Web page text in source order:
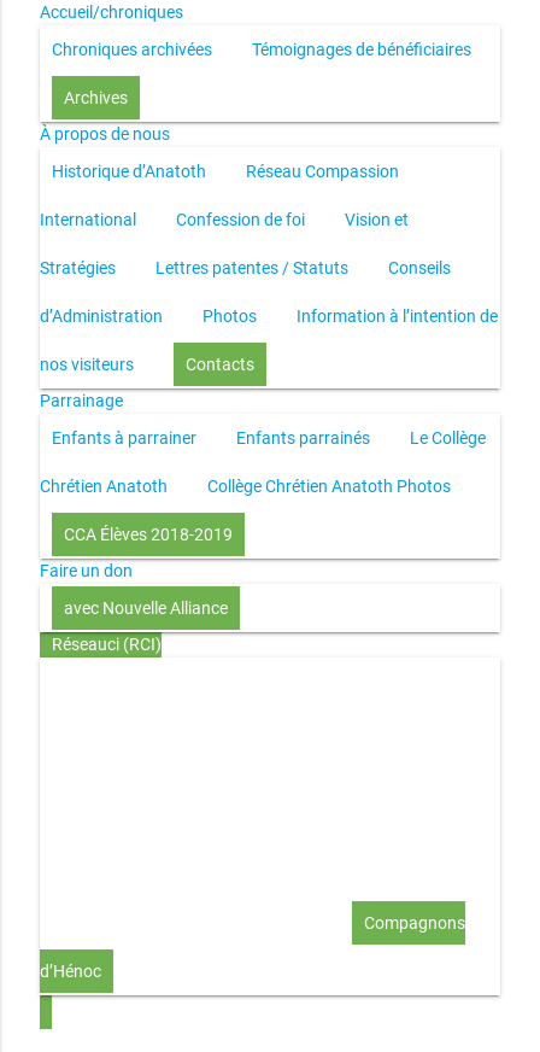
Accueil/chroniques
Chroniques archivées
Témoignages de bénéficiaires
Archives
À propos de nous
Historique d’Anatoth
Réseau Compassion
International Confession de foi Vision et
Stratégies Lettres patentes / Statuts Conseils
d’Administration Photos Information à l’intention de
nos visiteurs
Contacts
Parrainage
Enfants à parrainer
Enfants parrainés Le Collège
Chrétien Anatoth Collège Chrétien Anatoth Photos
CCA Élèves 2018-2019
Faire un don
avec Nouvelle Alliance
Réseauci (RCI)
Compagnons
d’Hénoc